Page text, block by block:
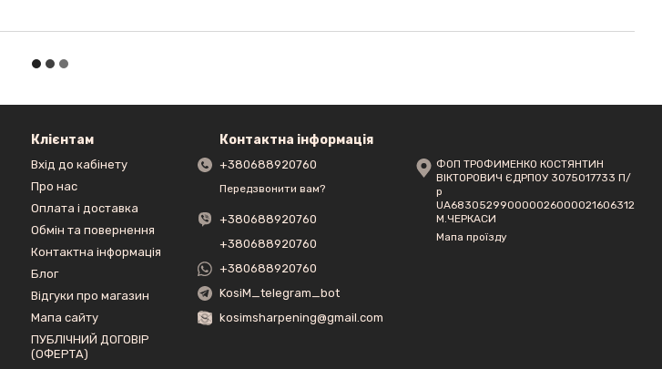
Клієнтам
Вхід до кабінету
Про нас
Оплата і доставка
Обмін та повернення
Контактна інформація
Блог
Відгуки про магазин
Мапа сайту
ПУБЛІЧНИЙ ДОГОВІР
(ОФЕРТА)
Контактна інформація
+380688920760
Передзвонити вам?
+380688920760
+380688920760
+380688920760
KosiM_telegram_bot
kosimsharpening@gmail.com
ФОП ТРОФИМЕНКО КОСТЯНТИН
ВІКТОРОВИЧ ЄДРПОУ 3075017733 П/
р
UA683052990000026000021606312
М.ЧЕРКАСИ
Мапа проїзду